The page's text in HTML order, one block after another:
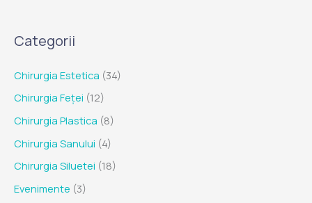
Categorii
Chirurgia Estetica (34)
Chirurgia Feței (12)
Chirurgia Plastica (8)
Chirurgia Sanului (4)
Chirurgia Siluetei (18)
Evenimente (3)